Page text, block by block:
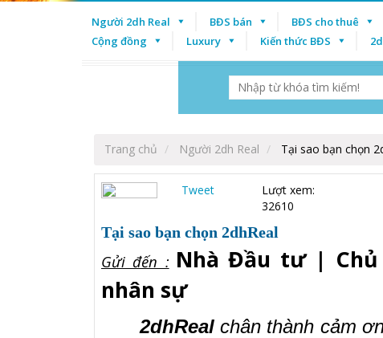
Người 2dh Real BĐS bán BĐS cho thuê
Cộng đồng
Luxury Kiến thức BĐS
Trang chủ Người 2dh Real Tại sao bạn chọn
Tweet
Lượt xem:
32610
Tại sao bạn chọn 2dhReal
Gửi đến : Nhà Đầu tư |
nhân sự
2dhReal chân thành cảm